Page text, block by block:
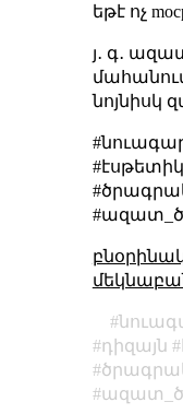
եթէ ոչ
յ․ գ․
նոյնիսկ
դիզայն